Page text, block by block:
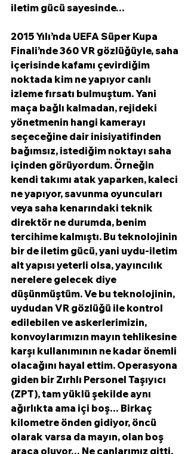
iletim gücü sayesinde…
2015 Yılı’nda UEFA Süper Kupa
Finali’nde 360 VR gözlüğüyle, saha
içerisinde kafamı çevirdiğim
noktada kim ne yapıyor canlı
izleme fırsatı bulmuştum. Yani
maça bağlı kalmadan, rejideki
yönetmenin hangi kamerayı
seçeceğine dair inisiyatifinden
bağımsız, istediğim noktayı saha
içinden görüyordum. Örneğin
kendi takımı atak yaparken, kaleci
ne yapıyor, savunma oyuncuları
veya saha kenarındaki teknik
direktör ne durumda, benim
tercihime kalmıştı. Bu teknolojinin
bir de iletim gücü, yani uydu-iletim
alt yapısı yeterli olsa, yayıncılık
nerelere gelecek diye
düşünmüştüm. Ve bu teknolojinin,
uydudan VR gözlüğü ile kontrol
edilebilen ve askerlerimizin,
konvoylarımızın mayın tehlikesine
karşı kullanımının ne kadar önemli
olacağını hayal ettim. Operasyona
giden bir Zırhlı Personel Taşıyıcı
(ZPT), tam yüklü şekilde aynı
ağırlıkta ama içi boş… Birkaç
kilometre önden gidiyor, öncü
olarak varsa da mayın, olan boş
araca oluyor… Ne canlarımız gitti,